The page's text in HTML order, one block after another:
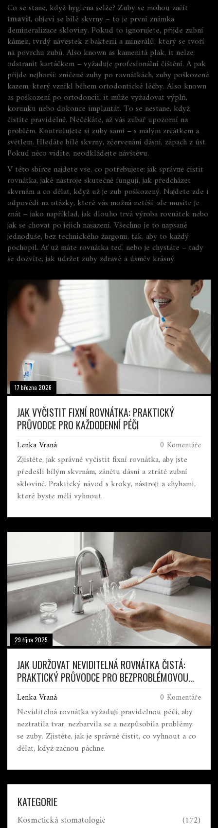
Co se stane, když hygiena selže? Zuby se mohou začít
tmavit, objeví se bílé skvrny – to je první známka
demineralizace skloviny. Pokud to ignorujete, přijde zubní
kámen, tvrdý návestek z bakterií a minerálů, který se tvoří
na povrchu zubů. Also known as kamenitá plak, it nelze
odstranit kartáčkem – vyžaduje profesionální čištění. A pak
přijde nejhorší: zničené zuby po rovnátkách, zuby poškozené
kazem, který vznikl během ortodontické léčby. Also known
as poškození po ortodoncii, it může vyžadovat výplň,
korunku nebo dokonce implantát. To se nestane, když
čistíte pravidelně. Nečekáte, až vás zubař upozorní na
problém. Kontrolujete si zuby sami – s malým zrcátkem a
světlem. Hledáte bílé skvrny, zčervenání dásní, zápach z úst.
Pokud něco vidíte, neodkládejte návštěvu.
V této sbírce najdete vše, co potřebujete: jak správně čistit
rovnátka, jaké nástroje skutečně fungují, jak předcházet
skvrnám a co dělat, když už je zub poškozený. Najdete zde i
odpovědi na otázky, které vás možná netěší, ale musíte je
znát – jako například, jak dlouho trvá výroba rovnátek nebo
jak se chovat po jejich nasazení. Všechno je to napsané
jednoduše, bez technického žargonu, tak, aby to každý
pochopil. Ať už máte rovnátka teď, nebo je chystáte – tady
se dozvíte, jak udržet zuby zdravé a úsměv krásný.
17 března 2026
JAK VYČISTIT FIXNÍ ROVNÁTKA: PRAKTICKÝ
PRŮVODCE PRO KAŽDODENNÍ PÉČI
Lenka Vraná 0 Komentáře
Zjistěte, jak správně vyčistit fixní rovnátka, aby jste
předešli bílým skvrnám, zánětu dásní a ztrátě zubní
sklovině. Praktický návod s kroky, nástroji a chybami,
které byste měli vyhnout.
29 října 2025
JAK UDRŽOVAT NEVIDITELNÁ ROVNÁTKA ČISTÁ:
PRAKTICKÝ PRŮVODCE PRO BEZPROBLÉMOVOU
Lenka Vraná 0 Komentáře
Neviditelná rovnátka vyžadují pravidelnou péči, aby
neztratila tvar, nezbarvila se a nezpůsobila problémy
se zuby. Zjistěte, jak je správně čistit, co vyhnout a co
dělat, když začnou páchne.
KATEGORIE
Kosmetická stomatologie (172)